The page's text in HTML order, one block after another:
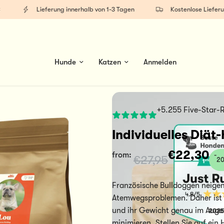
Lieferung innerhalb von 1-3 Tagen Kostenlose Lieferung
Hunde Katzen Anmelden
+5.255 Five-Star-
Individuelles
from: €27,95€22,30 -
Französische Bulldoggen
Atemwegsproblemen. Daher
und ihr Gewicht genau im